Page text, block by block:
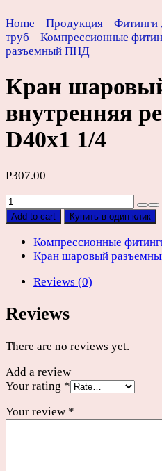
Home Продукция
труб
Компрессионные
разъемный ПНД
Кран
внутренняя
D40х1 1/4
Р307.00
Кран
шаровый
внутренняя
резьба
D40х1
quantity
Add to cart Купить в один клик
Компрессионные
Кран шаровый
Reviews (0)
Reviews
There are no reviews yet.
Add a review
Your rating *
Your review *